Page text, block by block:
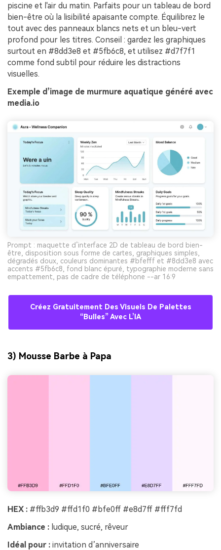
piscine et l'air du matin. Parfaits pour un tableau de bord
bien-être où la lisibilité apaisante compte. Équilibrez le
tout avec des panneaux blancs nets et un bleu-vert
profond pour les titres. Conseil : gardez les graphiques
surtout en #8dd3e8 et #5fb6c8, et utilisez #d7f7f1
comme fond subtil pour réduire les distractions
visuelles.
Exemple d’image de murmure aquatique généré avec
media.io
Prompt : maquette d’interface 2D de tableau de bord bien-
être, disposition sous forme de cartes, graphiques simples,
dégradés doux, couleurs dominantes #bfefff et #8dd3e8 avec
accents #5fb6c8, fond blanc épuré, typographie moderne sans
empattement, pas de cadre de téléphone --ar 16:9
Créez Gratuitement Des Visuels De Palettes
“bulles” Avec L’IA
3) Mousse Barbe à Papa
HEX : #ffb3d9 #ffd1f0 #bfe0ff #e8d7ff #fff7fd
Ambiance : ludique, sucré, rêveur
Idéal pour : invitation d’anniversaire